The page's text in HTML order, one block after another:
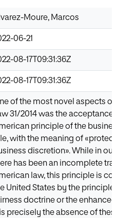
Moure, Marcos
06-21
08-17T09:31:36Z
08-17T09:31:36Z
of the most novel aspects of
31/2014 was the acceptance
principle of the
with the meaning of
discretion». While in
has been an incomplete
law, this principle is
United States by the
doctrine or the
is precisely the absence of